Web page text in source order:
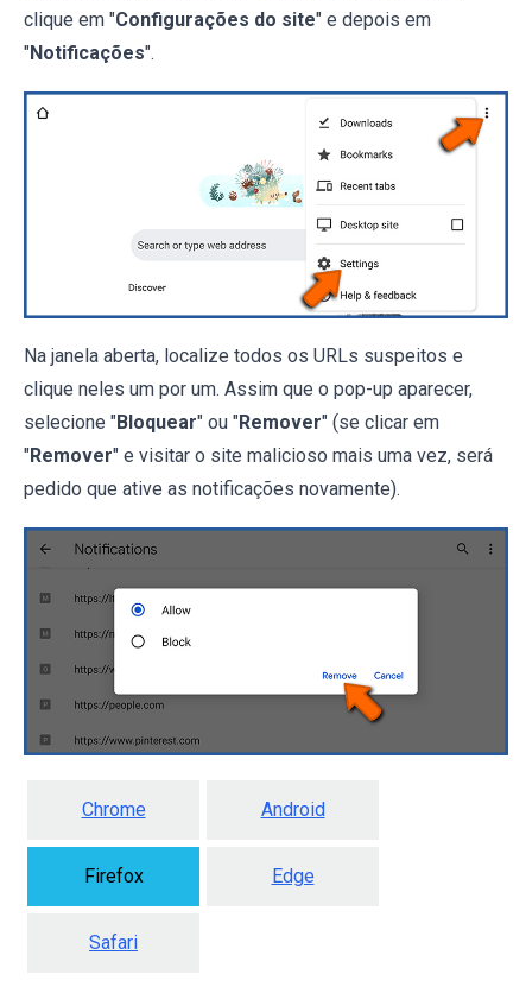
clique em "Configurações do site" e depois em
"Notificações".
Na janela aberta, localize todos os URLs suspeitos e
clique neles um por um. Assim que o pop-up aparecer,
selecione "Bloquear" ou "Remover" (se clicar em
"Remover" e visitar o site malicioso mais uma vez, será
pedido que ative as notificações novamente).
Chrome Android
Firefox Edge
Safari